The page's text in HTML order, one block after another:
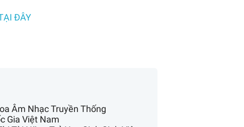
ĐÂY
Âm Nhạc Truyền Thống
Gia Việt Nam